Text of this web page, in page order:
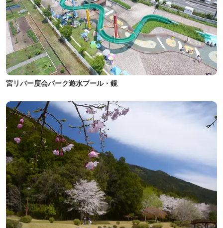
宮リバー度会パーク遊水プール・鏡